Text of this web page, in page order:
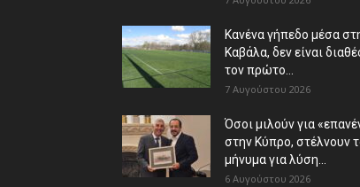
Κανένα γήπεδο μέσα
Καβάλα, δεν είναι
τον πρώτο...
7 Αυγούστου 2026
Όσοι μιλούν για
στην Κύπρο, στέλνουν
μήνυμα για λύση...
6 Αυγούστου 2026